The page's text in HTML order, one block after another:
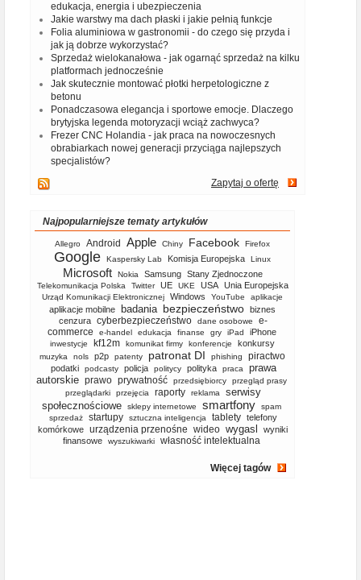
edukacja, energia i ubezpieczenia
Jakie warstwy ma dach płaski i jakie pełnią funkcje
Folia aluminiowa w gastronomii - do czego się przyda i
jak ją dobrze wykorzystać?
Sprzedaż wielokanałowa - jak ogarnąć sprzedaż na kilku
platformach jednocześnie
Jak skutecznie montować płotki herpetologiczne z
betonu
Ponadczasowa elegancja i sportowe emocje. Dlaczego
brytyjska legenda motoryzacji wciąż zachwyca?
Frezer CNC Holandia - jak praca na nowoczesnych
obrabiarkach nowej generacji przyciąga najlepszych
specjalistów?
Zapytaj o ofertę
Najpopularniejsze tematy artykułów
Allegro Android Apple Chiny Facebook Firefox
Google Kaspersky Lab Komisja Europejska Linux
Microsoft Nokia Samsung Stany Zjednoczone
Telekomunikacja Polska Twitter UE UKE USA Unia Europejska
Urząd Komunikacji Elektronicznej Windows YouTube aplikacje
aplikacje mobilne badania bezpieczeństwo biznes
cenzura cyberbezpieczeństwo dane osobowe
e-
commerce
e-handel edukacja finanse gry iPad iPhone
inwestycje kf12m komunikat firmy konferencje konkursy
muzyka nols p2p patenty patronat DI phishing piractwo
podatki podcasty policja politycy polityka praca
prawa
autorskie prawo prywatność przedsiębiorcy
przegląd prasy
przeglądarki
przejęcia raporty reklama
serwisy
społecznościowe
sklepy internetowe smartfony
spam
sprzedaż
startupy sztuczna inteligencja tablety telefony
komórkowe
urządzenia przenośne wideo wygasl
wyniki
finansowe
wyszukiwarki własność intelektualna
Więcej tagów